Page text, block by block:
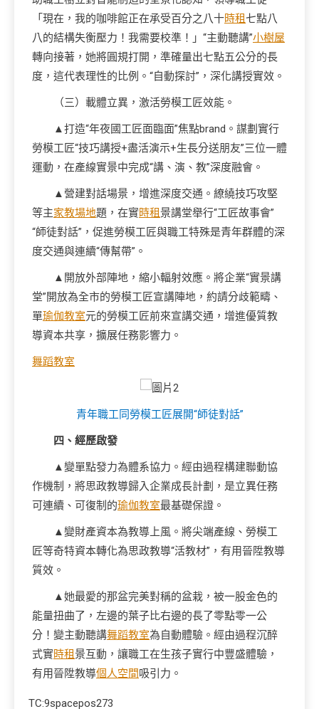
「現在，我的咖啡館正在承受百分之八十時租 七點八
八的結構失衡壓力！我需要校準！」“主動聽講”小樹屋
轉向接著，她將圓規打開，準確量出七點五公分的長
度，這代表理性的比例。“自動探討”，深化講授實效。
（三）載體立異，激活勞模工匠效能。
▲打造“年夜國工匠面臨面”焦點brand。謀劃實行
勞模工匠“技巧講授+盡活演示+生長分送朋友”三位一體
運動，在產線實景中完成“講、演、教”深度融會。
▲營建對話場景，增進深度交通。繚繞技巧攻堅
等主家教場地題，在實時租景講堂舉行“工匠故事會”
“師徒對話”，促進勞模工匠與職工特殊是青年群體的深
度交通與連續“傳幫帶”。
▲開放外部陣地，縮小輻射效應。將企業“實景講
堂”開放為全市的勞模工匠宣講陣地，約請分歧範疇、
單瑜伽教室元的勞模工匠前來宣講交通，增進優質教
導資本共享，擴展任務影響力。
舞蹈教室
青年職工同勞模工匠展開“師徒對話”
四、經歷啟發
▲變單點發力為體系協力。經由過程構建聯動協
作機制，將思政教導歸入企業成長計劃，是立異任務
可連續、可復制的瑜伽教室最基礎保證。
▲變財產資本為教導上風。將尖端產線、勞模工
匠等奇特資本轉化為思政教導“活教材”，有用晉陞教導
質效。
▲她最愛的那盆完美對稱的盆栽，被一股金色的
能量扭曲了，左邊的葉子比右邊的長了零點零一公
分！變主動聽講舞蹈教室為自動體驗。經由過程沉醉
式實時租景互動，讓職工在生孩子實行中豐盛體驗，
有用晉陞教導個人空間吸引力。
TC:9spacepos273